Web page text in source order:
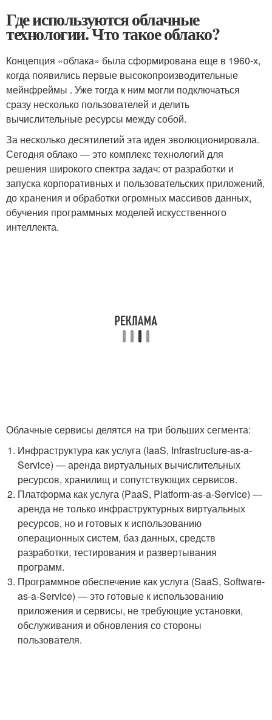
Где используются облачные
технологии. Что такое облако?
Концепция «облака» была сформирована еще в 1960-х,
когда появились первые высокопроизводительные
мейнфреймы . Уже тогда к ним могли подключаться
сразу несколько пользователей и делить
вычислительные ресурсы между собой.
За несколько десятилетий эта идея эволюционировала.
Сегодня облако — это комплекс технологий для
решения широкого спектра задач: от разработки и
запуска корпоративных и пользовательских приложений,
до хранения и обработки огромных массивов данных,
обучения программных моделей искусственного
интеллекта.
Облачные сервисы делятся на три больших сегмента:
Инфраструктура как услуга (IaaS, Infrastructure-as-a-
Service) — аренда виртуальных вычислительных
ресурсов, хранилищ и сопутствующих сервисов.
Платформа как услуга (PaaS, Platform-as-a-Service) —
аренда не только инфраструктурных виртуальных
ресурсов, но и готовых к использованию
операционных систем, баз данных, средств
разработки, тестирования и развертывания
программ.
Программное обеспечение как услуга (SaaS, Software-
as-a-Service) — это готовые к использованию
приложения и сервисы, не требующие установки,
обслуживания и обновления со стороны
пользователя.